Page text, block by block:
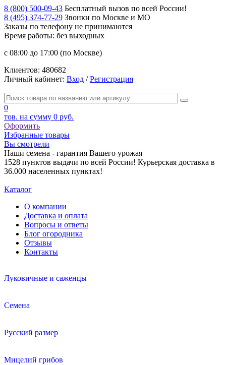
8 (800) 500-09-43 Бесплатный вызов по всей России!
8 (495) 374-77-29 Звонки по Москве и МО
Заказы по телефону не принимаются
Время работы: без выходных
с 08:00 до 17:00 (по Москве)
Клиентов: 480682
Личный кабинет: Вход /Регистрация
0
тов. на сумму 0 руб.
Оформить
Избранные товары
Вы смотрели
Наши семена - гарантия Вашего урожая
1528 пунктов выдачи по всей России! Курьерская доставка в
36.000 населенных пунктах!
Каталог
О компании
Доставка и оплата
Вопросы и ответы
Блог огородника
Отзывы
Контакты
Луковичные и саженцы
Семена
Русский размер
Мицелий грибов